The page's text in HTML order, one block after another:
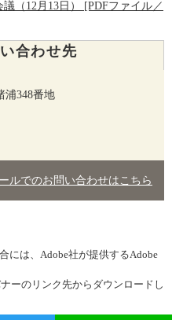
（12月13日） [PDFファイル／
合わせ先
浦348番地
ルでのお問い合わせはこちら
には、Adobe社が提供するAdobe
ーのリンク先からダウンロードし